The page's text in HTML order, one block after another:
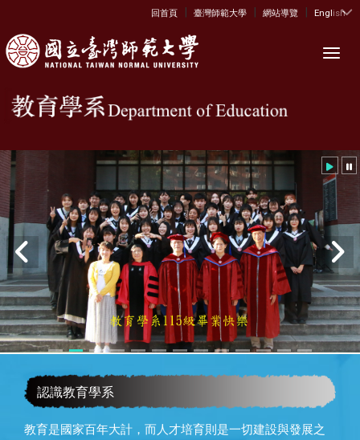
:::
回首頁 | 臺灣師範大學 | 網站導覽 | English
認識教育學系
教育是國家百年大計，而人才培育則是一切建設與發展之